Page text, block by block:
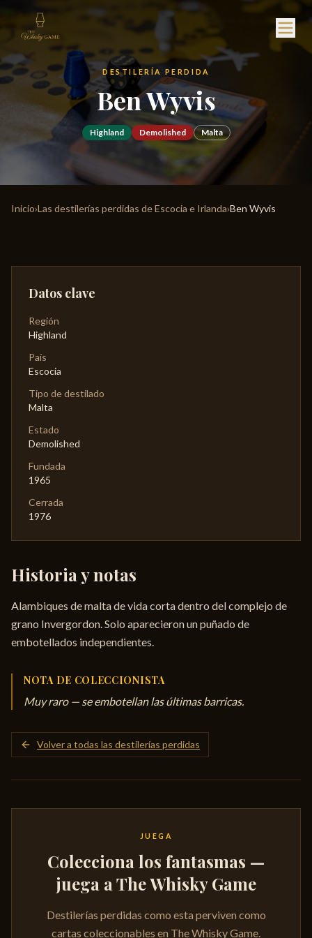
DESTILERÍA PERDIDA
Ben Wyvis
Highland Demolished Malta
Inicio›Las destilerías perdidas de Escocia e Irlanda›Ben Wyvis
Datos clave
Región
Highland
País
Escocia
Tipo de destilado
Malta
Estado
Demolished
Fundada
1965
Cerrada
1976
Historia y notas
Alambiques de malta de vida corta dentro del complejo de
grano Invergordon. Solo aparecieron un puñado de
embotellados independientes.
NOTA DE COLECCIONISTA
Muy raro — se embotellan las últimas barricas.
Volver a todas las destilerías perdidas
JUEGA
Colecciona los fantasmas —
juega a The Whisky Game
Destilerías perdidas como esta perviven como
cartas coleccionables en The Whisky Game.